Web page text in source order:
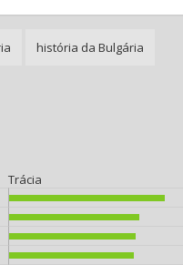
história da Bulgária
Trácia